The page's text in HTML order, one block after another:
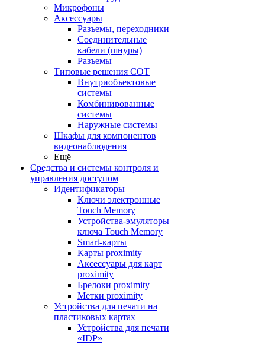
Микрофоны
Аксессуары
Разъемы, переходники
Соединительные
кабели (шнуры)
Разъемы
Типовые решения СОТ
Внутриобъектовые
системы
Комбинированные
системы
Наружные системы
Шкафы для компонентов
видеонаблюдения
Ещё
Средства и системы контроля и
управления доступом
Идентификаторы
Ключи электронные
Touch Memory
Устройства-эмуляторы
ключа Touch Memory
Smart-карты
Карты proximity
Аксессуары для карт
proximitу
Брелоки proximity
Метки proximity
Устройства для печати на
пластиковых картах
Устройства для печати
«IDP»